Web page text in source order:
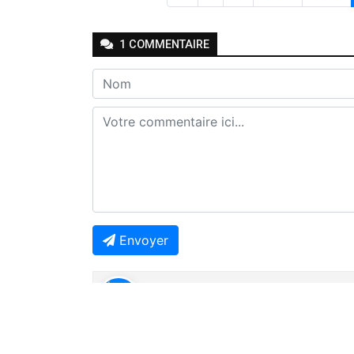
1 COMMENTAIRE
Envoyer